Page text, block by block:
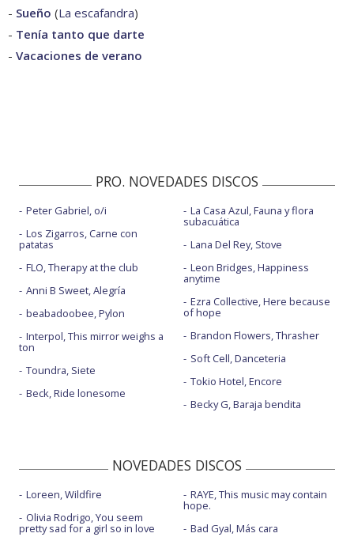
- Sueño (La escafandra)
- Tenía tanto que darte
- Vacaciones de verano
PRO. NOVEDADES DISCOS
Peter Gabriel, o/i
Los Zigarros, Carne con
patatas
FLO, Therapy at the club
Anni B Sweet, Alegría
beabadoobee, Pylon
Interpol, This mirror weighs a
ton
Toundra, Siete
Beck, Ride lonesome
La Casa Azul, Fauna y flora
subacuática
Lana Del Rey, Stove
Leon Bridges, Happiness
anytime
Ezra Collective, Here because
of hope
Brandon Flowers, Thrasher
Soft Cell, Danceteria
Tokio Hotel, Encore
Becky G, Baraja bendita
NOVEDADES DISCOS
Loreen, Wildfire
Olivia Rodrigo, You seem
pretty sad for a girl so in love
RAYE, This music may contain
hope.
Bad Gyal, Más cara